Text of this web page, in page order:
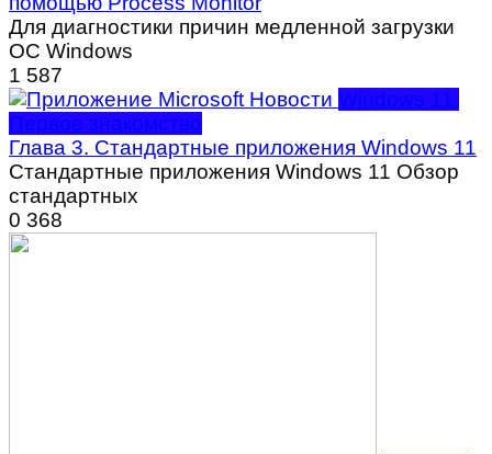
Для диагностики причин медленной загрузки
ОС Windows
1 587
Windows 11.
Первое знакомство
Глава 3. Стандартные приложения Windows 11
Стандартные приложения Windows 11 Обзор
стандартных
0 368